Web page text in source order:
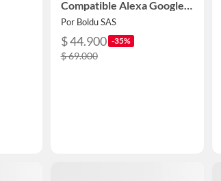
Compatible Alexa Google
Home
Por Boldu SAS
$ 44.900 -35%
$ 69.000